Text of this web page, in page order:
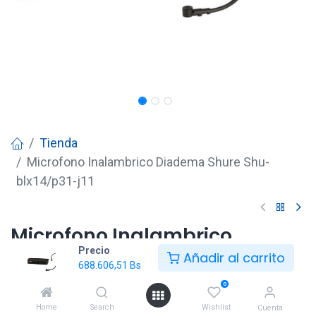
Precio
688.606,51 Bs Añadir al carrito
Home Search
0
Wishlist Cuenta
Tienda
Microfono Inalambrico Diadema Shure Shu-
blx14/p31-j11
Microfono Inalambrico
Diadema Shure Shu-
blx14/p31-j11